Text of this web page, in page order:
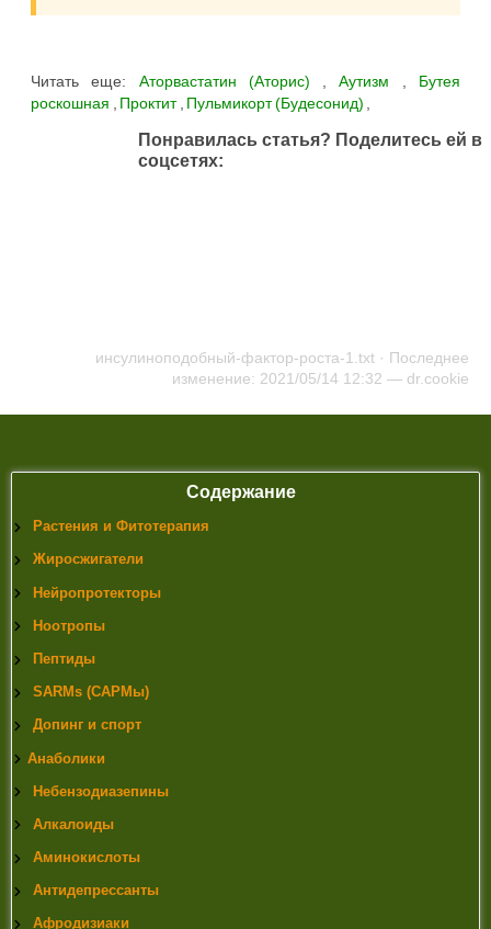
Читать еще: Аторвастатин (Аторис) ,Аутизм , Бутея
роскошная , Проктит, Пульмикорт (Будесонид) ,
Понравилась статья? Поделитесь ей в
соцсетях:
инсулиноподобный-фактор-роста-1.txt · Последнее
изменение: 2021/05/14 12:32 — dr.cookie
Содержание
Растения и Фитотерапия
Жиросжигатели
Нейропротекторы
Ноотропы
Пептиды
SARMs (САРМы)
Допинг и спорт
Анаболики
Небензодиазепины
Алкалоиды
Аминокислоты
Антидепрессанты
Афродизиаки